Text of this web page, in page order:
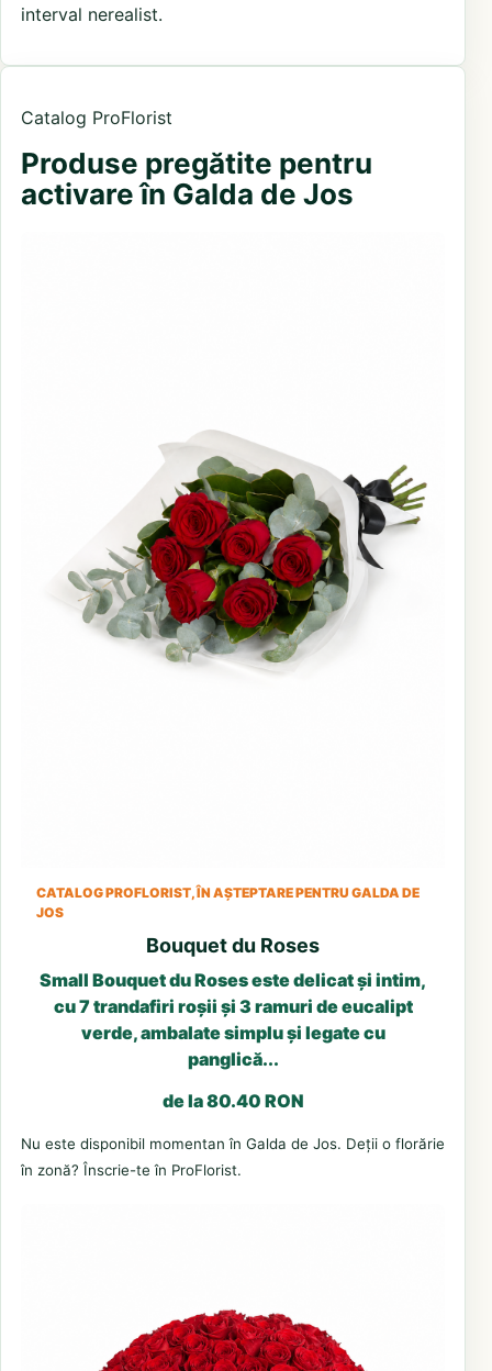
interval nerealist.
Catalog ProFlorist
Produse pregătite pentru
activare în Galda de Jos
CATALOG PROFLORIST, ÎN AȘTEPTARE PENTRU GALDA DE
JOS
Bouquet du Roses
Small Bouquet du Roses este delicat și intim,
cu 7 trandafiri roșii și 3 ramuri de eucalipt
verde, ambalate simplu și legate cu
panglică...
de la 80.40 RON
Nu este disponibil momentan în Galda de Jos. Deții o florărie
în zonă? Înscrie-te în ProFlorist.